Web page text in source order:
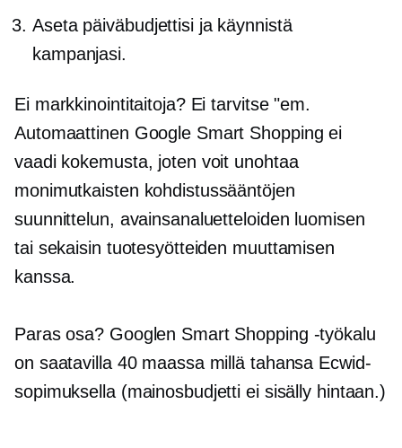
Aseta päiväbudjettisi ja käynnistä
kampanjasi.
Ei markkinointitaitoja? Ei tarvitse "em.
Automaattinen Google Smart Shopping ei
vaadi kokemusta, joten voit unohtaa
monimutkaisten kohdistussääntöjen
suunnittelun, avainsanaluetteloiden luomisen
tai sekaisin tuotesyötteiden muuttamisen
kanssa.
Paras osa? Googlen Smart Shopping -työkalu
on saatavilla 40 maassa millä tahansa Ecwid-
sopimuksella (mainosbudjetti ei sisälly hintaan.)